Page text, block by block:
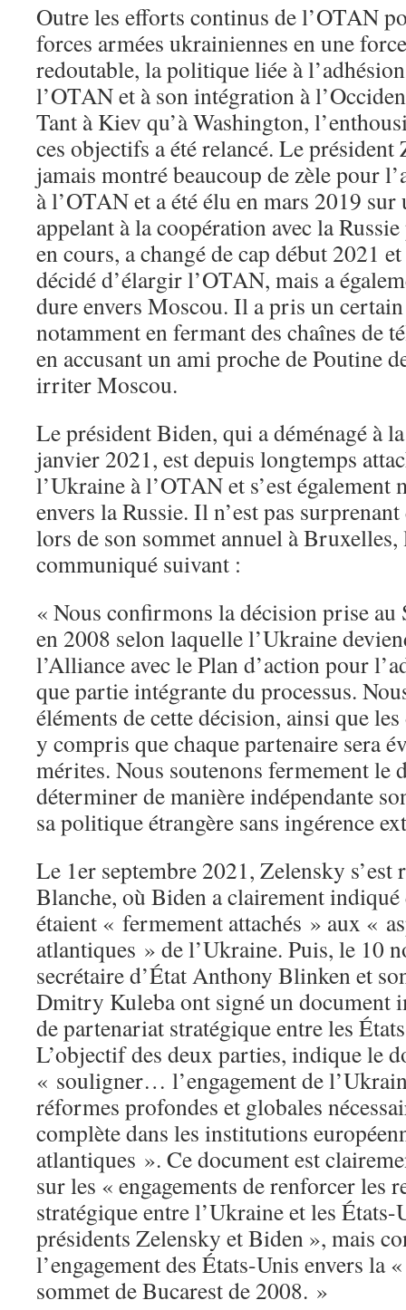
Outre les efforts continus de l’OTAN
forces armées ukrainiennes en une
redoutable, la politique liée à
l’OTAN et à son intégration à
Tant à Kiev qu’à Washington,
ces objectifs a été relancé. Le président
jamais montré beaucoup de zèle pour
à l’OTAN et a été élu en mars 2019
appelant à la coopération avec la
en cours, a changé de cap début 2021
décidé d’élargir l’OTAN, mais a
dure envers Moscou. Il a pris un
notamment en fermant des chaînes de
en accusant un ami proche de Poutine
irriter Moscou.
Le président Biden, qui a déménagé à
janvier 2021, est depuis longtemps
l’Ukraine à l’OTAN et s’est également
envers la Russie. Il n’est pas
lors de son sommet annuel à
communiqué suivant :
« Nous confirmons la décision prise au
en 2008 selon laquelle l’Ukraine
l’Alliance avec le Plan d’action pour
que partie intégrante du processus.
éléments de cette décision, ainsi que
y compris que chaque partenaire sera
mérites. Nous soutenons fermement le
déterminer de manière indépendante
sa politique étrangère sans ingérence
Le 1er septembre 2021, Zelensky s’est
Blanche, où Biden a clairement
étaient « fermement attachés » aux «
atlantiques » de l’Ukraine. Puis, le 10
secrétaire d’État Anthony Blinken et
Dmitry Kuleba ont signé un document
de partenariat stratégique entre les
L’objectif des deux parties, indique le
« souligner… l’engagement de
réformes profondes et globales
complète dans les institutions
atlantiques ». Ce document est
sur les « engagements de renforcer les
stratégique entre l’Ukraine et les
présidents Zelensky et Biden », mais
l’engagement des États-Unis envers la
sommet de Bucarest de 2008. »